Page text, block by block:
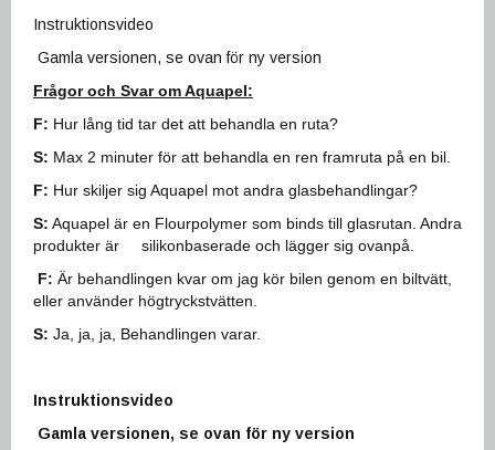
Instruktionsvideo
Gamla versionen, se ovan för ny version
Frågor och Svar om Aquapel:
F: Hur lång tid tar det att behandla en ruta?
S: Max 2 minuter för att behandla en ren framruta på en bil.
F: Hur skiljer sig Aquapel mot andra glasbehandlingar?
S: Aquapel är en Flourpolymer som binds till glasrutan. Andra
produkter är silikonbaserade och lägger sig ovanpå.
F: Är behandlingen kvar om jag kör bilen genom en biltvätt,
eller använder högtryckstvätten.
S: Ja, ja, ja, Behandlingen varar.
Instruktionsvideo
Gamla versionen, se ovan för ny version